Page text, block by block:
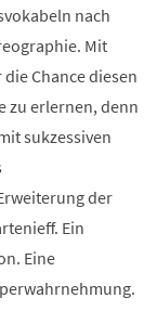
nach
Mit
Chance diesen
zu erlernen, denn
sukzessiven
der
Ein
Eine